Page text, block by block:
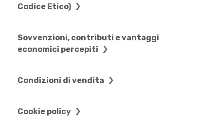
Codice Etico)
Sovvenzioni, contributi e vantaggi
economici percepiti
Condizioni di vendita
Cookie policy